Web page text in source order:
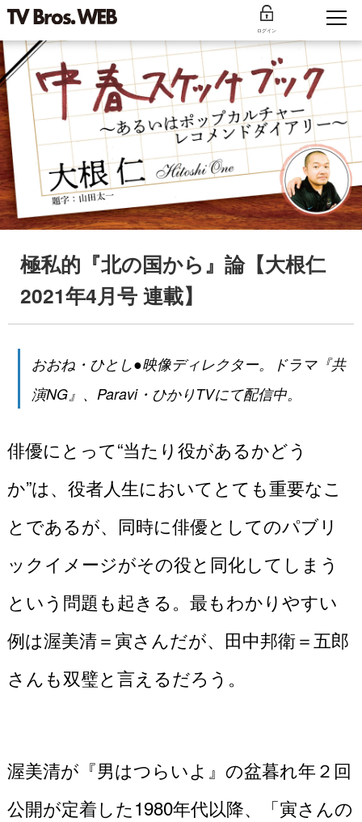
ログイン
極私的『北の国から』論【大根仁
2021年4月号 連載】
おおね・ひとし●映像ディレクター。ドラマ『共
演NG』、 Paravi・ ひかりTVにて配信中。
俳優にとって“当たり役があるかどう
か”は、役者人生においてとても重要なこ
とであるが、同時に俳優としてのパブリ
ックイメージがその役と同化してしまう
という問題も起きる。最もわかりやすい
例は渥美清＝寅さんだが、田中邦衛＝五郎
さんも双璧と言えるだろう。
渥美清が『男はつらいよ』の盆暮れ年２回
公開が定着した1980年代以降、「寅さんの